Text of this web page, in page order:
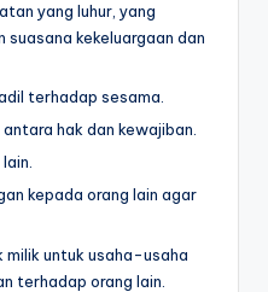
yang luhur, yang
suasana kekeluargaan dan
terhadap sesama.
hak dan kewajiban.
kepada orang lain agar
milik untuk usaha-usaha
terhadap orang lain.